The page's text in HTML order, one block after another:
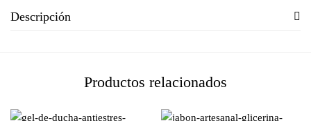
Descripción
Productos relacionados